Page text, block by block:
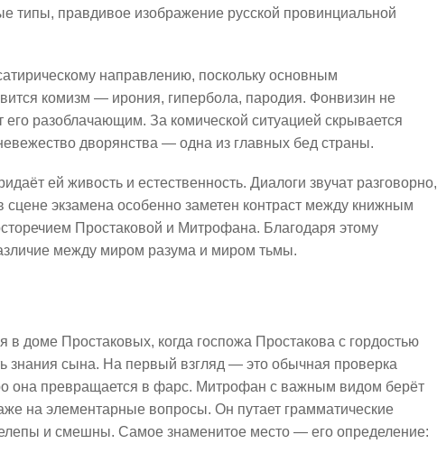
типы, правдивое изображение русской провинциальной
направлению, поскольку основным
комизм — ирония, гипербола, пародия. Фонвизин не
его разоблачающим. За комической ситуацией скрывается
дворянства — одна из главных бед страны.
ей живость и естественность. Диалоги звучат разговорно,
экзамена особенно заметен контраст между книжным
Простаковой и Митрофана. Благодаря этому
между миром разума и миром тьмы.
в доме Простаковых, когда госпожа Простакова с гордостью
знания сына. На первый взгляд — это обычная проверка
она превращается в фарс. Митрофан с важным видом берёт
на элементарные вопросы. Он путает грамматические
и смешны. Самое знаменитое место — его определение: